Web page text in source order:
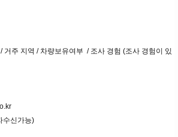
거주 지역 / 차량보유여부 / 조사 경험 (조사 경험이 있
수신가능)